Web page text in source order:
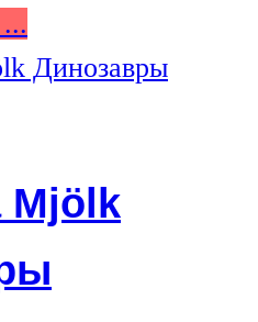
Mjölk